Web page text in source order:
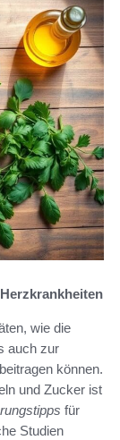
wie die
auch zur
können.
und Zucker ist
für
Studien